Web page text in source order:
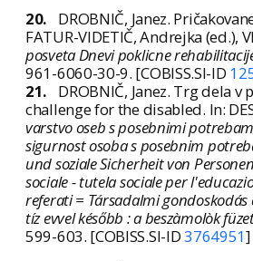
20.
DROBNIČ, Janez.
FATUR-VIDETIČ, Andrejka (ed.),
posveta Dnevi poklicne
961-6060-30-9. [COBISS.SI-ID
21.
DROBNIČ, Janez. Trg dela
challenge for the disabled. In:
varstvo oseb s posebnimi
sigurnost osoba s posebnim
und soziale Sicherheit von
sociale - tutela sociale per
referati = Társadalmi gondoskodás
tíz evvel később : a beszàmolòk
599-603. [COBISS.SI-ID3764951]